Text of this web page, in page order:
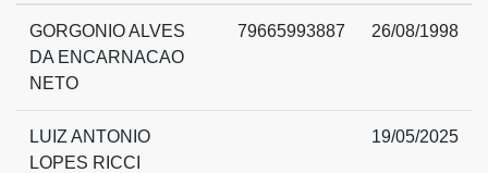
GORGONIO ALVES
DA ENCARNACAO
NETO
79665993887 26/08/1998
LUIZ ANTONIO
LOPES RICCI
19/05/2025